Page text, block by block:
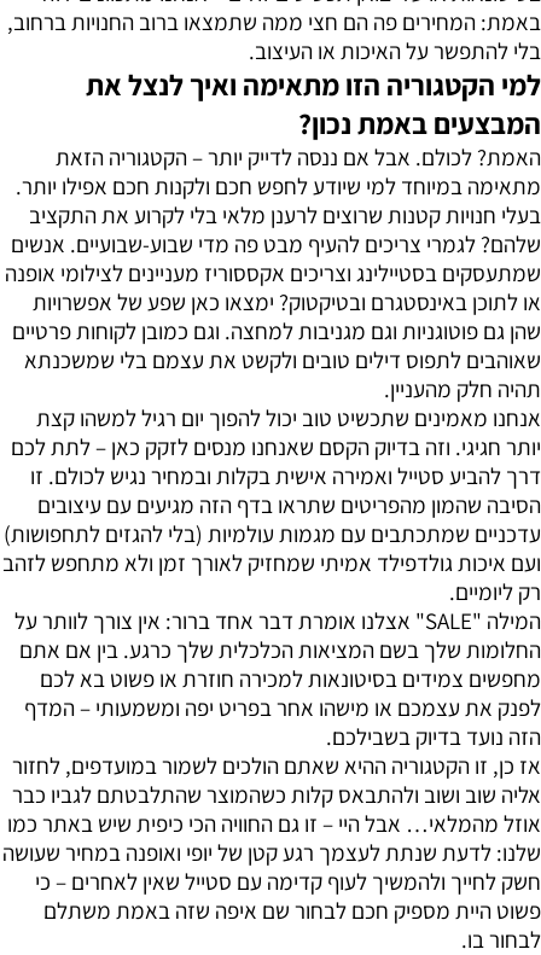
באמת: המחירים פה הם חצי ממה שתמצאו ברוב החנויות ברחוב,
בלי להתפשר על האיכות או העיצוב.
למי הקטגוריה הזו מתאימה ואיך לנצל את
המבצעים באמת נכון?
האמת? לכולם. אבל אם ננסה לדייק יותר – הקטגוריה הזאת
מתאימה במיוחד למי שיודע לחפש חכם ולקנות חכם אפילו יותר.
בעלי חנויות קטנות שרוצים לרענן מלאי בלי לקרוע את התקציב
שלהם? לגמרי צריכים להעיף מבט פה מדי שבוע-שבועיים. אנשים
שמתעסקים בסטיילינג וצריכים אקססוריז מעניינים לצילומי אופנה
או לתוכן באינסטגרם ובטיקטוק? ימצאו כאן שפע של אפשרויות
שהן גם פוטוגניות וגם מגניבות למחצה. וגם כמובן לקוחות פרטיים
שאוהבים לתפוס דילים טובים ולקשט את עצמם בלי שמשכנתא
תהיה חלק מהעניין.
אנחנו מאמינים שתכשיט טוב יכול להפוך יום רגיל למשהו קצת
יותר חגיגי. וזה בדיוק הקסם שאנחנו מנסים לזקק כאן – לתת לכם
דרך להביע סטייל ואמירה אישית בקלות ובמחיר נגיש לכולם. זו
הסיבה שהמון מהפריטים שתראו בדף הזה מגיעים עם עיצובים
עדכניים שמתכתבים עם מגמות עולמיות (בלי להגזים לתחפושות)
ועם איכות גולדפילד אמיתי שמחזיק לאורך זמן ולא מתחפש לזהב
רק ליומיים.
המילה "SALE" אצלנו אומרת דבר אחד ברור: אין צורך לוותר על
החלומות שלך בשם המציאות הכלכלית שלך כרגע. בין אם אתם
מחפשים צמידים בסיטונאות למכירה חוזרת או פשוט בא לכם
לפנק את עצמכם או מישהו אחר בפריט יפה ומשמעותי – המדף
הזה נועד בדיוק בשבילכם.
אז כן, זו הקטגוריה ההיא שאתם הולכים לשמור במועדפים, לחזור
אליה שוב ושוב ולהתבאס קלות כשהמוצר שהתלבטתם לגביו כבר
אוזל מהמלאי… אבל היי – זו גם החוויה הכי כיפית שיש באתר כמו
שלנו: לדעת שנתת לעצמך רגע קטן של יופי ואופנה במחיר שעושה
חשק לחייך ולהמשיך לעוף קדימה עם סטייל שאין לאחרים – כי
פשוט היית מספיק חכם לבחור שם איפה שזה באמת משתלם
לבחור בו.